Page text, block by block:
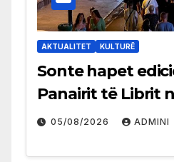
AKTUALITET KULTURË
Sonte hapet
Panairit të Librit
05/08/2026 ADMINI